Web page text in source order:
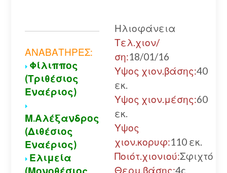
ΑΝΑΒΑΤΗΡΕΣ:
Φίλιππος
(Τριθέσιος
Εναέριος)
Μ.Αλέξανδρος
(Διθέσιος
Εναέριος)
Ελιμεία
Ηλιοφάνεια
Τελ.χιον/
ση:18/01/16
Υψος χιον.βάσης:40
εκ.
Υψος χιον.μέσης:60
εκ.
Υψος
χιον.κορυφ:110 εκ.
Ποιότ.χιονιού:Σφιχτό
Θερμ.βάσης:4c